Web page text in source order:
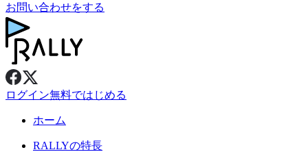
お問い合わせをする
ログイン無料ではじめる
ホーム
RALLYの特長